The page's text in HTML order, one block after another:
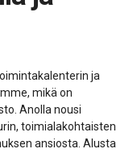
ja
mikä on
Anolla nousi
toimialakohtaisten
ansiosta. Alusta